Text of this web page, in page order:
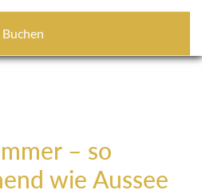
Buchen
– so
wie Aussee